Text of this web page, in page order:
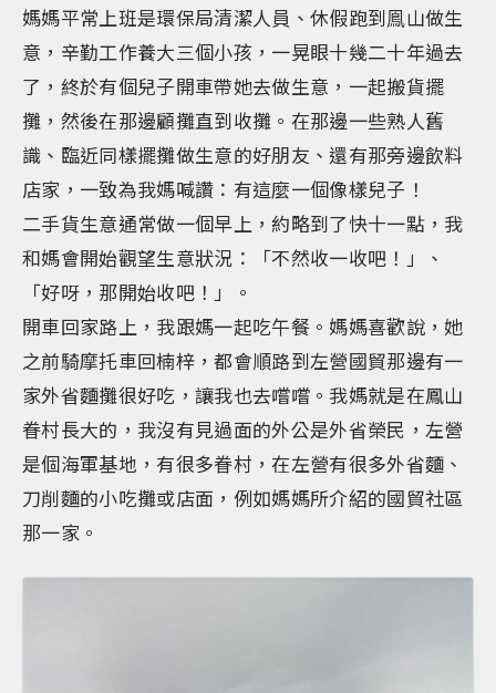
媽媽平常上班是環保局清潔人員、休假跑到鳯山做生
意，辛勤工作養大三個小孩，一晃眼十幾二十年過去
了，終於有個兒子開車帶她去做生意，一起搬貨擺
攤，然後在那邊顧攤直到收攤。在那邊一些熟人舊
識、臨近同樣擺攤做生意的好朋友、還有那旁邊飲料
店家，一致為我媽喊讚：有這麼一個像樣兒子！
二手貨生意通常做一個早上，約略到了快十一點，我
和媽會開始觀望生意狀況：「不然收一收吧！」、
「好呀，那開始收吧！」。
開車回家路上，我跟媽一起吃午餐。媽媽喜歡說，她
之前騎摩托車回楠梓，都會順路到左營國貿那邊有一
家外省麵攤很好吃，讓我也去嚐嚐。我媽就是在鳳山
眷村長大的，我沒有見過面的外公是外省榮民，左營
是個海軍基地，有很多眷村，在左營有很多外省麵、
刀削麵的小吃攤或店面，例如媽媽所介紹的國貿社區
那一家。